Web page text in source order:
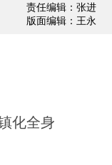
责任编辑：张进
版面编辑：王永
化全身